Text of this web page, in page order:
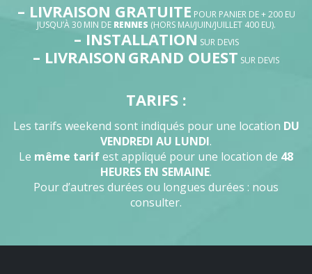
– LIVRAISON GRATUITE POUR PANIER DE + 200 EU
JUSQU’À 30 MIN DE RENNES (HORS MAI/JUIN/JUILLET 400 EU).
– INSTALLATION SUR DEVIS
– LIVRAISON GRAND OUEST SUR DEVIS
TARIFS :
Les tarifs weekend sont indiqués pour une location DU
VENDREDI AU LUNDI.
Le même tarifest appliqué pour une location de 48
HEURES EN SEMAINE.
Pour d’autres durées ou longues durées : nous
consulter.